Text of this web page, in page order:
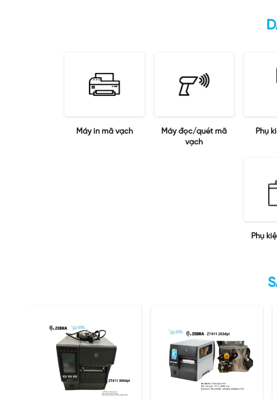
Máy in mã vạch
Máy đọc/quét mã
vạch
Phụ
Phụ